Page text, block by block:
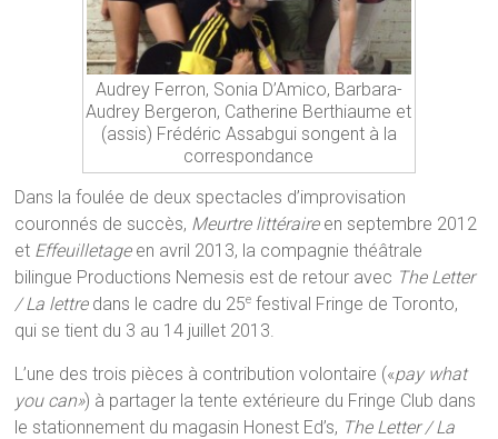
Audrey Ferron, Sonia D’Amico, Barbara-
Audrey Bergeron, Catherine Berthiaume et
(assis) Frédéric Assabgui songent à la
correspondance
Dans la foulée de deux spectacles d’improvisation
couronnés de succès, Meurtre littéraire en septembre 2012
et Effeuilletageen avril 2013, la compagnie théâtrale
bilingue Productions Nemesis est de retour avec The Letter
/ La lettredans le cadre du 25e festival Fringe de Toronto,
qui se tient du 3 au 14 juillet 2013.
L’une des trois pièces à contribution volontaire («pay what
you can») à partager la tente extérieure du Fringe Club dans
le stationnement du magasin Honest Ed’s, The Letter / La